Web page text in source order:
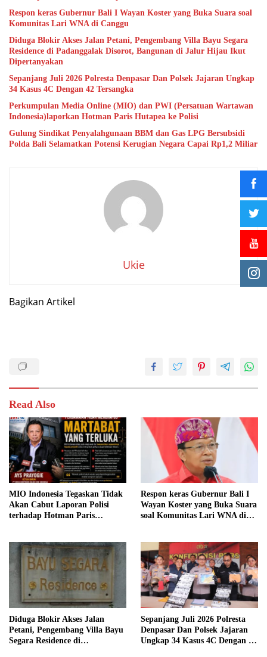
Respon keras Gubernur Bali I Wayan Koster yang Buka Suara soal
Komunitas Lari WNA di Canggu
Diduga Blokir Akses Jalan Petani, Pengembang Villa Bayu Segara
Residence di Padanggalak Disorot, Bangunan di Jalur Hijau Ikut
Dipertanyakan
Sepanjang Juli 2026 Polresta Denpasar Dan Polsek Jajaran Ungkap
34 Kasus 4C Dengan 42 Tersangka
Perkumpulan Media Online (MIO) dan PWI (Persatuan Wartawan
Indonesia)laporkan Hotman Paris Hutapea ke Polisi
Gulung Sindikat Penyalahgunaan BBM dan Gas LPG Bersubsidi
Polda Bali Selamatkan Potensi Kerugian Negara Capai Rp1,2 Miliar
Ukie
Bagikan Artikel
Read Also
MIO Indonesia Tegaskan Tidak
Akan Cabut Laporan Polisi
terhadap Hotman Paris
Respon keras Gubernur Bali I
Wayan Koster yang Buka Suara
soal Komunitas Lari WNA di
Diduga Blokir Akses Jalan
Petani, Pengembang Villa Bayu
Segara Residence di
Sepanjang Juli 2026 Polresta
Denpasar Dan Polsek Jajaran
Ungkap 34 Kasus 4C Dengan 42